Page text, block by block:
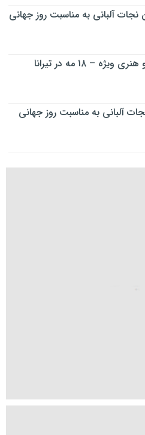
آلبانی به مناسبت روز جهانی
– ۱۸ مه در تیرانا
آلبانی به مناسبت روز جهانی